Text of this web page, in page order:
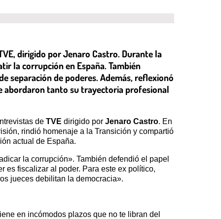
dirigido por Jenaro Castro. Durante la
la corrupción en España. También
separación de poderes. Además, reflexionó
abordaron tanto su trayectoria profesional
de TVE dirigido por Jenaro Castro. En
rindió homenaje a la Transición y compartió
actual de España.
la corrupción». También defendió el papel
es fiscalizar al poder. Para este ex político,
jueces debilitan la democracia».
en incómodos plazos que no te libran del